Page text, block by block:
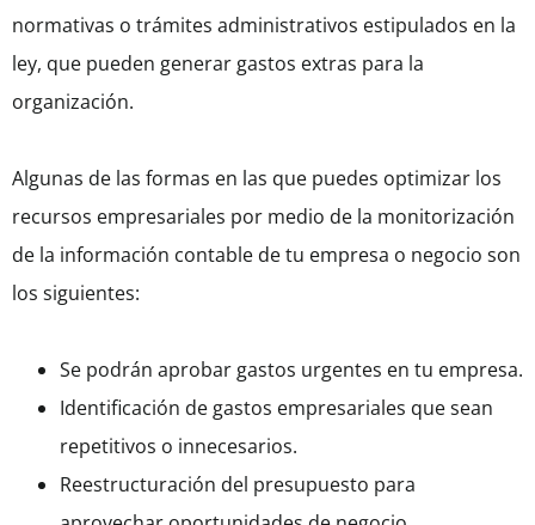
normativas o trámites administrativos estipulados en la
ley, que pueden generar gastos extras para la
organización.
Algunas de las formas en las que puedes optimizar los
recursos empresariales por medio de la monitorización
de la información contable de tu empresa o negocio son
los siguientes:
Se podrán aprobar gastos urgentes en tu empresa.
Identificación de gastos empresariales que sean
repetitivos o innecesarios.
Reestructuración del presupuesto para